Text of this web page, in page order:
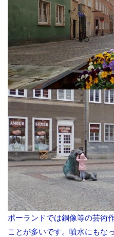
ポーランドでは銅像等の芸術
ことが多いです。噴水にもな